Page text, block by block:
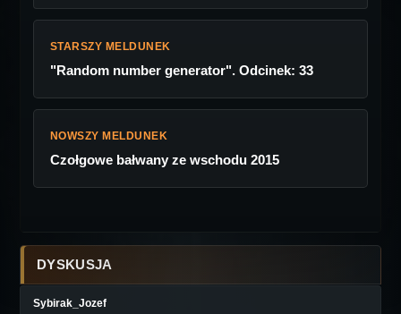
STARSZY MELDUNEK
"Random number generator". Odcinek: 33
NOWSZY MELDUNEK
Czołgowe bałwany ze wschodu 2015
DYSKUSJA
Sybirak_Jozef